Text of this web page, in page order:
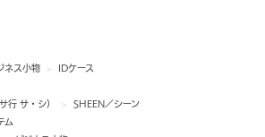
ネス小物 >
IDケース
行 サ・シ） >
SHEEN／シーン
ム